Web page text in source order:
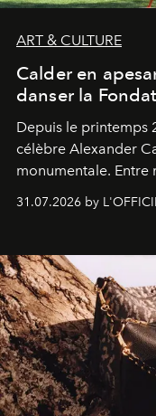
ART & CULTURE
Calder en
danser la
Depuis le printemps
célèbre Alexander
monumentale. Entre
monumentales et
américain investit
sculpture.
31.07.2026 by